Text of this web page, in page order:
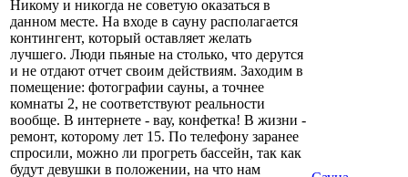
Никому и никогда не советую оказаться в
данном месте. На входе в сауну располагается
контингент, который оставляет желать
лучшего. Люди пьяные на столько, что дерутся
и не отдают отчет своим действиям. Заходим в
помещение: фотографии сауны, а точнее
комнаты 2, не соответствуют реальности
вообще. В интернете - вау, конфетка! В жизни -
ремонт, которому лет 15. По телефону заранее
спросили, можно ли прогреть бассейн, так как
будут девушки в положении, на что нам